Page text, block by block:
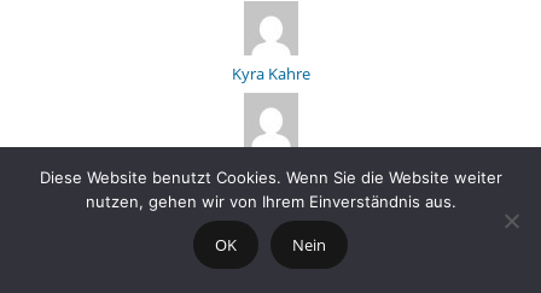
Kyra Kahre
Anika Jany
Diese Website benutzt Cookies. Wenn Sie die Website weiter
nutzen, gehen wir von Ihrem Einverständnis aus.
OK Nein